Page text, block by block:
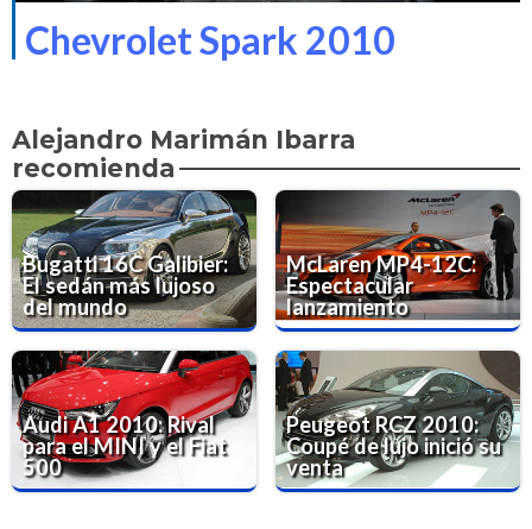
Chevrolet Spark 2010
Alejandro Marimán Ibarra
recomienda
Bugatti 16C Galibier:
El sedán más lujoso
del mundo
McLaren MP4-12C:
Espectacular
lanzamiento
Audi A1 2010: Rival
para el MINI y el Fiat
500
Peugeot RCZ 2010:
Coupé de lujo inició su
venta